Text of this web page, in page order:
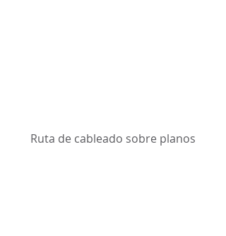
Ruta de cableado sobre planos